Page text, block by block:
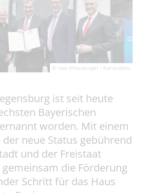
© Uwe Moosburger / Kamerafoto
ist seit heute
Bayerischen
worden. Mit einem
neue Status gebührend
und der Freistaat
die Förderung
Schritt für das Haus